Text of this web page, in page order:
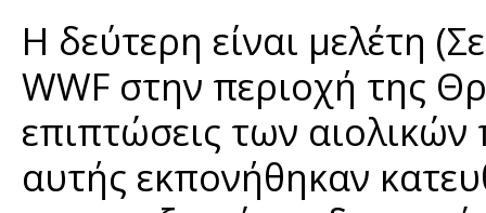
Η δεύτερη είναι μελέτη
WWF στην περιοχή της
επιπτώσεις των
αυτής εκπονήθηκαν